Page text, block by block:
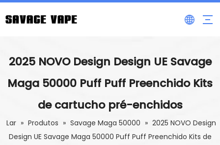
2025 NOVO Design Design UE Savage
Maga 50000 Puff Puff Preenchido Kits
de cartucho pré-enchidos
Lar » Produtos » Savage Maga 50000 » 2025 NOVO Design
Design UE Savage Maga 50000 Puff Puff Preenchido Kits de